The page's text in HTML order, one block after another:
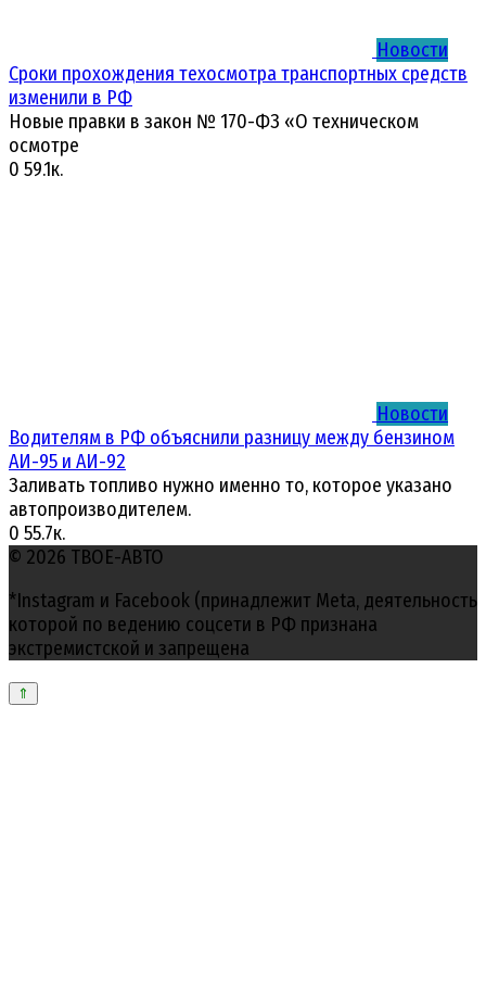
Новости
Сроки прохождения техосмотра транспортных средств
изменили в РФ
Новые правки в закон № 170-ФЗ «О техническом
осмотре
0 59.1к.
Новости
Водителям в РФ объяснили разницу между бензином
АИ-95 и АИ-92
Заливать топливо нужно именно то, которое указано
автопроизводителем.
0 55.7к.
© 2026 ТВОЕ-АВТО
*Instagram и Facebook (принадлежит Meta, деятельность
которой по ведению соцсети в РФ признана
экстремистской и запрещена